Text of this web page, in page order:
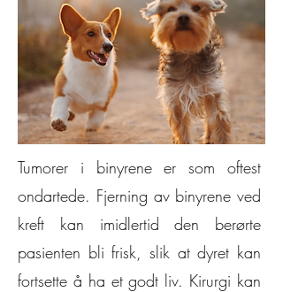
Tumorer i binyrene er som oftest
ondartede. Fjerning av binyrene ved
kreft kan imidlertid den berørte
pasienten bli frisk, slik at dyret kan
fortsette å ha et godt liv. Kirurgi kan